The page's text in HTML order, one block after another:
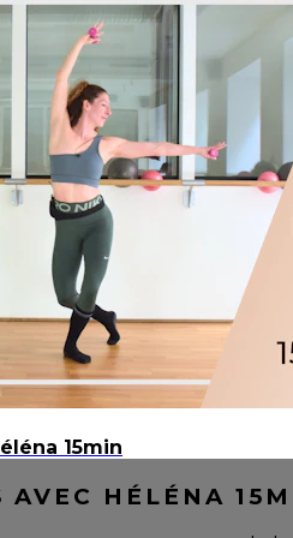
15min
AVEC HÉLÉNA